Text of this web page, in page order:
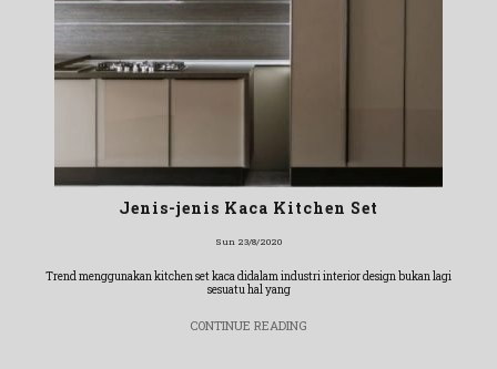
Jenis-jenis Kaca Kitchen Set
Sun 23/8/2020
Trend menggunakan kitchen set kaca didalam industri interior design bukan lagi
sesuatu hal yang
CONTINUE READING